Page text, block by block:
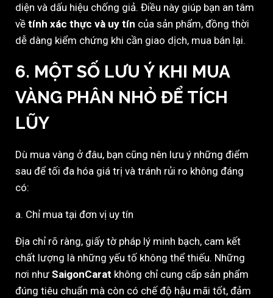
diện và dấu hiệu chống giả. Điều này giúp bạn an tâm
về tính xác thực và uy tín của sản phẩm, đồng thời
dễ dàng kiểm chứng khi cần giao dịch, mua bán lại.
6. MỘT SỐ LƯU Ý KHI MUA
VÀNG PHÂN NHỎ ĐỂ TÍCH
LŨY
Dù mua vàng ở đâu, bạn cũng nên lưu ý những điểm
sau để tối đa hóa giá trị và tránh rủi ro không đáng
có:
a. Chỉ mua tại đơn vị uy tín
Địa chỉ rõ ràng, giấy tờ pháp lý minh bạch, cam kết
chất lượng là những yếu tố không thể thiếu. Những
nơi như SaigonCarat không chỉ cung cấp sản phẩm
đúng tiêu chuẩn mà còn có chế độ hậu mãi tốt, đảm